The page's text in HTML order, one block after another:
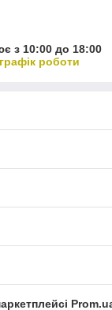
з 10:00 до 18:00
роботи